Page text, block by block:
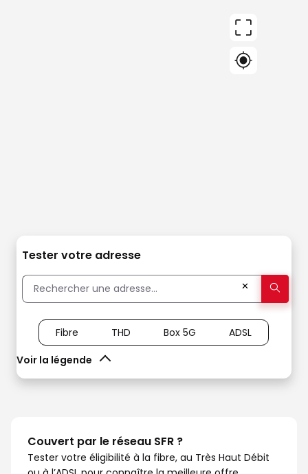
Tester votre adresse
✕
Voir la légende
Fibre THD Box 5G ADSL
Couvert par le réseau SFR ?
Tester votre éligibilité à la fibre, au Très Haut Débit